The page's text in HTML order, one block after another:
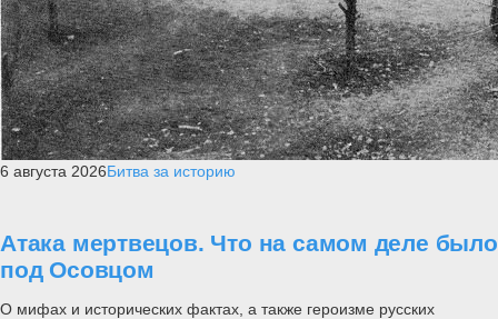
6 августа 2026Битва за историю
Атака мертвецов. Что на самом деле было
под Осовцом
О мифах и исторических фактах, а также героизме русских